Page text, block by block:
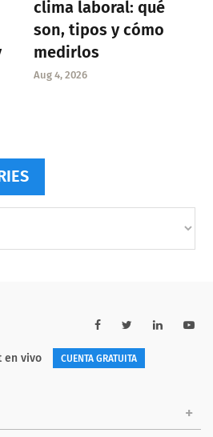
clima laboral: qué
son, tipos y cómo
medirlos
Aug 4, 2026
en vivo CUENTA GRATUITA